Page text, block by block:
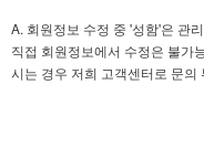
A. 회원정보 수정 중 '성함'은 관
직접 회원정보에서 수정은 불가
시는 경우 저희 고객센터로 문의